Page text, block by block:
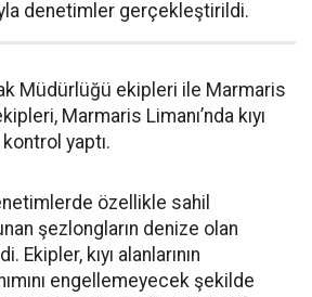
denetimler gerçekleştirildi.
Müdürlüğü ekipleri ile Marmaris
Marmaris Limanı’nda kıyı
kontrol yaptı.
özellikle sahil
şezlongların denize olan
kıyı alanlarının
engellemeyecek şekilde